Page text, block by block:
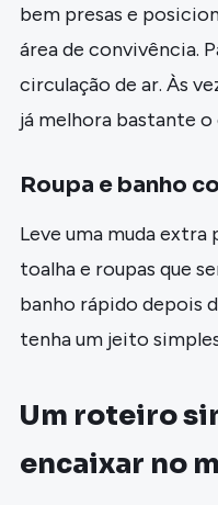
bem presas e
área de convivência.
circulação de ar. Às
já melhora bastante
Roupa e banho
Leve uma muda extra
toalha e roupas que
banho rápido depois
tenha um jeito
Um roteiro
encaixar no